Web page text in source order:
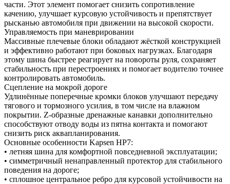
части. Этот элемент помогает снизить сопротивление
качению, улучшает курсовую устойчивость и препятствует
рысканью автомобиля при движении на высокой скорости.
Управляемость при маневрировании
Массивные плечевые блоки обладают жёсткой конструкцией
и эффективно работают при боковых нагрузках. Благодаря
этому шина быстрее реагирует на повороты руля, сохраняет
стабильность при перестроениях и помогает водителю точнее
контролировать автомобиль.
Сцепление на мокрой дороге
Удлинённые поперечные кромки блоков улучшают передачу
тягового и тормозного усилия, в том числе на влажном
покрытии. Z-образные дренажные канавки дополнительно
способствуют отводу воды из пятна контакта и помогают
снизить риск аквапланирования.
Основные особенности Kapsen HP7:
• летняя шина для комфортной повседневной эксплуатации;
• симметричный ненаправленный протектор для стабильного
поведения на дороге;
• сплошное центральное ребро для курсовой устойчивости на